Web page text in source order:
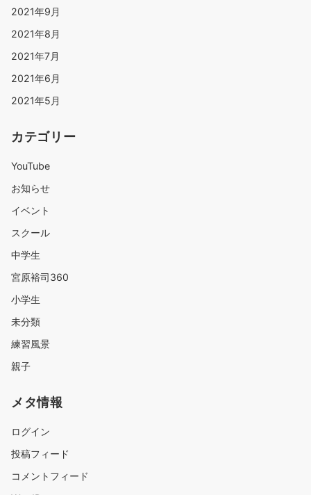
2021年9月
2021年8月
2021年7月
2021年6月
2021年5月
カテゴリー
YouTube
お知らせ
イベント
スクール
中学生
宮原裕司360
小学生
未分類
練習風景
親子
メタ情報
ログイン
投稿フィード
コメントフィード